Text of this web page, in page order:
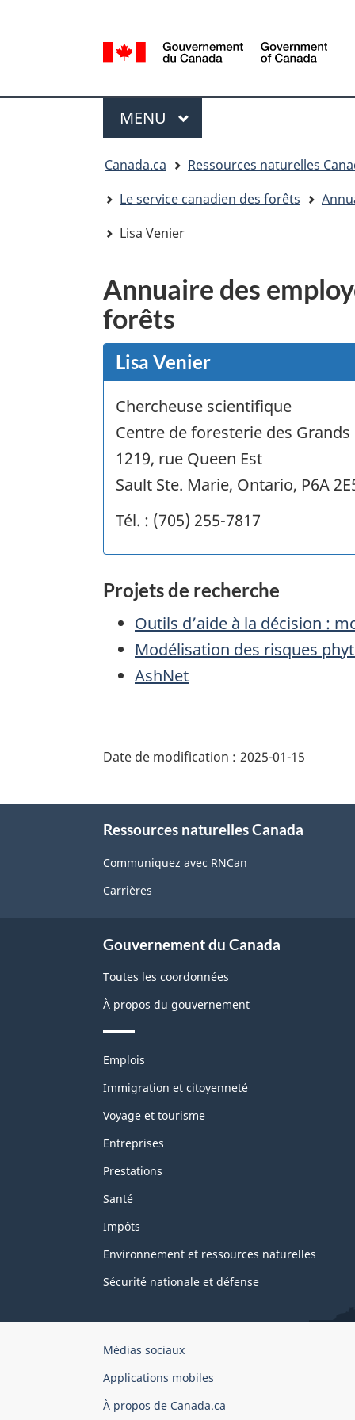
de
la
Government
MENU PRINCIPAL
Canada.ca
Ressources naturelles
Le service canadien des forêts
Lisa Venier
Annuaire des
forêts
Lisa Venier
Chercheuse scientifique
Centre de foresterie des Grands
1219, rue Queen Est
Sault Ste. Marie, Ontario, P6A
Tél. : (705) 255-7817
Projets de recherche
Outils d’aide à la décision :
Modélisation des risques
AshNet
de
page"
Date de modification : 2025-01-15
Ressources naturelles Canada
Communiquez avec RNCan
Carrières
Gouvernement du Canada
Toutes les coordonnées
À propos du gouvernement
Thèmes
sujets
Emplois
Immigration et citoyenneté
Voyage et tourisme
Entreprises
Prestations
Santé
Impôts
Environnement et ressources naturelles
Sécurité nationale et défense
Organisation
gouvernement
du
Canada
Médias sociaux
Applications mobiles
À propos de Canada.ca